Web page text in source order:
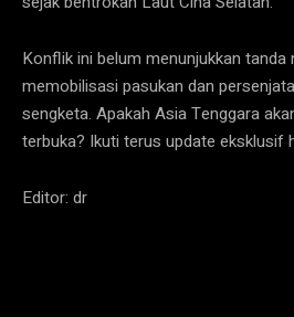
Konflik ini belum menunjukkan tanda
memobilisasi pasukan dan
sengketa. Apakah Asia Tenggara
terbuka? Ikuti terus update eksklusif
Editor: dr